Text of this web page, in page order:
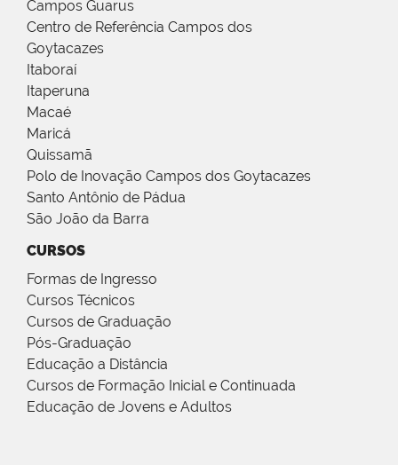
Campos Guarus
Centro de Referência Campos dos
Goytacazes
Itaboraí
Itaperuna
Macaé
Maricá
Quissamã
Polo de Inovação Campos dos Goytacazes
Santo Antônio de Pádua
São João da Barra
CURSOS
Formas de Ingresso
Cursos Técnicos
Cursos de Graduação
Pós-Graduação
Educação a Distância
Cursos de Formação Inicial e Continuada
Educação de Jovens e Adultos